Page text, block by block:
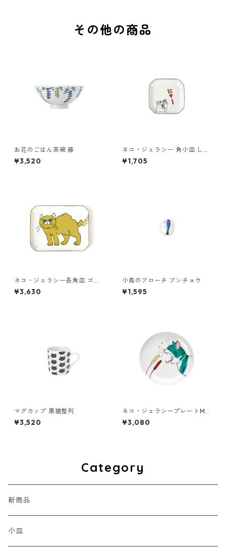
その他の商品
お花のごはん茶碗 藤
¥3,520
ネコ・ジェラシー 角小皿 しろ
ねこ
¥1,705
ネコ・ジェラシー長角皿 ゴー
ルド
¥3,630
小鳥のブローチ ブンチョウ
¥1,595
マグカップ 黒猫整列
¥3,520
ネコ・ジェラシープレートM
きじとら
¥3,080
Category
新商品
小皿